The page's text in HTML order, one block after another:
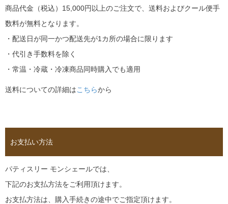
商品代金（税込）15,000円以上のご注文で、送料およびクール便手
数料が無料となります。
・配送日が同一かつ配送先が1カ所の場合に限ります
・代引き手数料を除く
・常温・冷蔵・冷凍商品同時購入でも適用
送料についての詳細はこちらから
お支払い方法
パティスリー モンシェールでは、
下記のお支払方法をご利用頂けます。
お支払方法は、購入手続きの途中でご指定頂けます。